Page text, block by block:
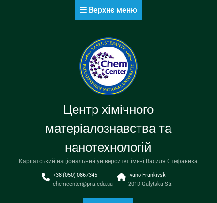
Верхнє меню
Центр хімічного
матеріалознавства та
нанотехнологій
Карпатський національний університет імені Василя Стефаника
+38 (050) 0867345
chemcenter@pnu.edu.ua
Ivano-Frankivsk
201D Galytska Str.